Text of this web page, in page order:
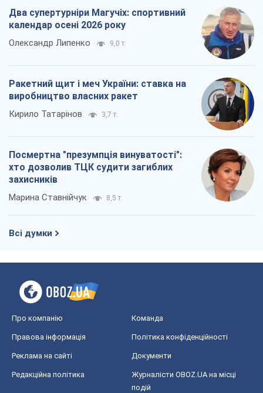
Два супертурніри Магучіх: спортивний
календар осені 2026 року
Олександр Липенко 9,0 т.
Ракетний щит і меч України: ставка на
виробництво власних ракет
Кирило Татарінов 3,7 т.
Посмертна "презумпція винуватості":
хто дозволив ТЦК судити загиблих
захисників
Марина Ставнійчук 8,5 т.
Всі думки
Про компанію Команда
Правова інформація Політика конфіденційності
Реклама на сайті Документи
Редакційна політика
Журналісти OBOZ.UA на місці
подій